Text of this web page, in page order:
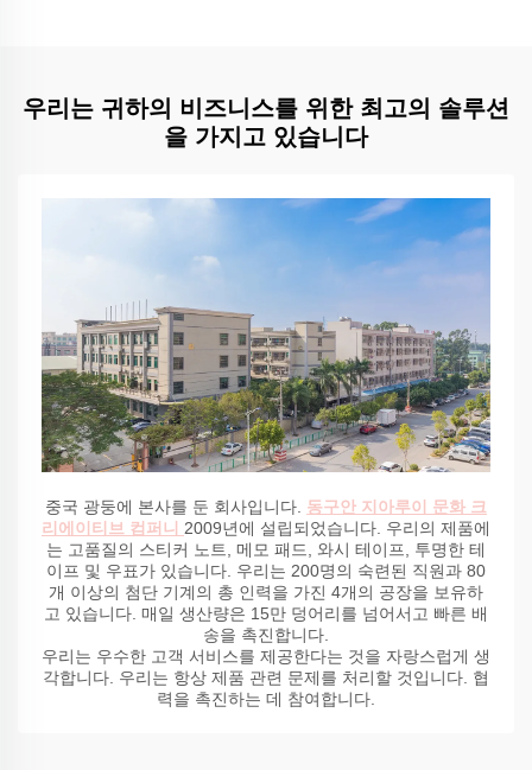
우리는 귀하의 비즈니스를 위한 최고의 솔루션
을 가지고 있습니다
중국 광둥에 본사를 둔 회사입니다. 동구안 지아루이 문화 크
리에이티브 컴퍼니 2009년에 설립되었습니다. 우리의 제품에
는 고품질의 스티커 노트, 메모 패드, 와시 테이프, 투명한 테
이프 및 우표가 있습니다. 우리는 200명의 숙련된 직원과 80
개 이상의 첨단 기계의 총 인력을 가진 4개의 공장을 보유하
고 있습니다. 매일 생산량은 15만 덩어리를 넘어서고 빠른 배
송을 촉진합니다.
우리는 우수한 고객 서비스를 제공한다는 것을 자랑스럽게 생
각합니다. 우리는 항상 제품 관련 문제를 처리할 것입니다. 협
력을 촉진하는 데 참여합니다.